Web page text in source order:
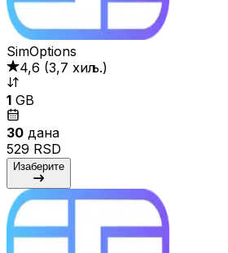
SimOptions
4,6 (3,7 хиљ.)
1 GB
30 дана
529 RSD
Изаберите